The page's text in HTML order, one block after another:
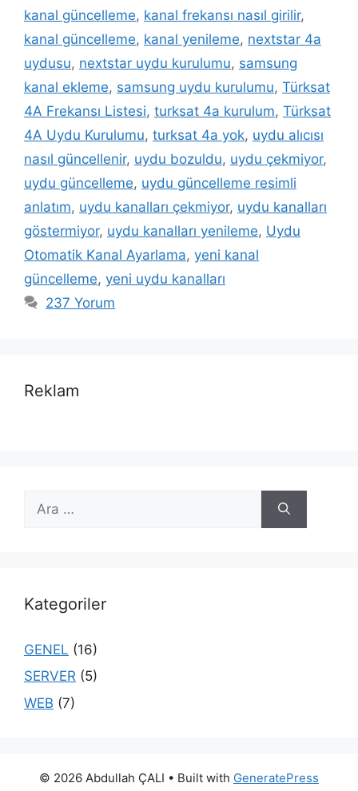
kanal güncelleme, kanal frekansı nasıl girilir,
kanal güncelleme, kanal yenileme, nextstar 4a
uydusu, nextstar uydu kurulumu, samsung
kanal ekleme, samsung uydu kurulumu, Türksat
4A Frekansı Listesi, turksat 4a kurulum, Türksat
4A Uydu Kurulumu, turksat 4a yok, uydu alıcısı
nasıl güncellenir, uydu bozuldu, uydu çekmiyor,
uydu güncelleme, uydu güncelleme resimli
anlatım, uydu kanalları çekmiyor, uydu kanalları
göstermiyor, uydu kanalları yenileme, Uydu
Otomatik Kanal Ayarlama, yeni kanal
güncelleme, yeni uydu kanalları
237 Yorum
Reklam
ara
Kategoriler
GENEL (16)
SERVER (5)
WEB (7)
© 2026 Abdullah ÇALI • Built with GeneratePress